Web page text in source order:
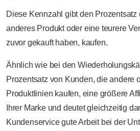
Diese Kennzahl gibt den
anderes Produkt oder eine teurere
zuvor gekauft haben, kaufen.
Ähnlich wie bei den
Prozentsatz von Kunden, die andere
Produktlinien kaufen, eine größere
Ihrer Marke und deutet gleichzeitig
Kundenservice gute Arbeit bei der